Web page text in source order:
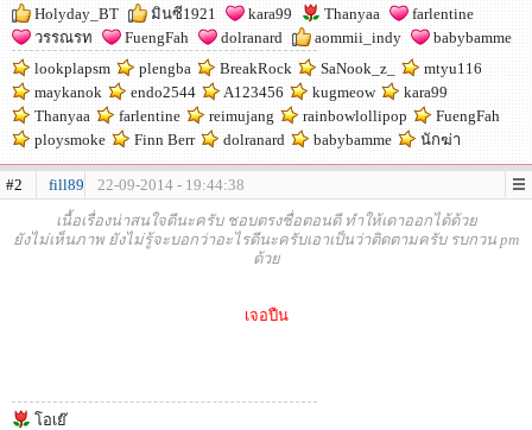
Holyday_BT
มินซี1921 kara99 Thanyaa
farlentine
วรรณรท
FuengFah dolranard aommii_indy
babybamme
lookplapsm
plengba BreakRock SaNook_z_
mtyu116
maykanok
endo2544 A123456 kugmeow
kara99
Thanyaa
farlentine reimujang rainbowlollipop
FuengFah
ploysmoke
Finn Berr dolranard babybamme นักฆ่า
#2 fill89
22-09-2014 - 19:44:38
เนื้อเรื่องน่าสนใจดีนะครับ ชอบตรงชื่อตอนดี ทำให้เดาออกได้ด้วย
ยังไม่เห็นภาพ ยังไม่รู้จะบอกว่าอะไรดีนะครับเอาเป็นว่าติดตามครับ รบกวน pm
ด้วย
เจอปืน
โอเย๊